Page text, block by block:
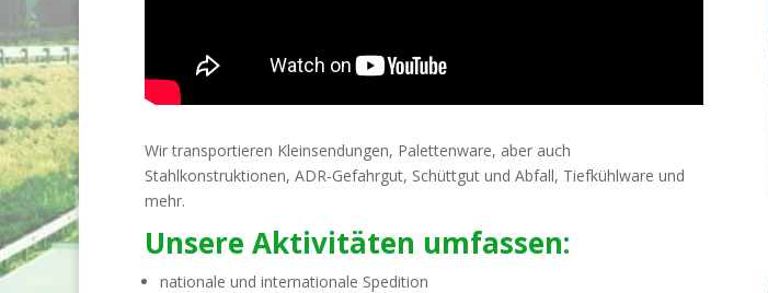
Wir transportieren Kleinsendungen, Palettenware, aber auch
Stahlkonstruktionen, ADR-Gefahrgut, Schüttgut und Abfall, Tiefkühlware und
mehr.
Unsere Aktivitäten umfassen:
nationale und internationale Spedition